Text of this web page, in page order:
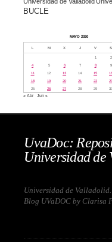
BUCLE
MAYO 2020
L M X J V S
1 2
4
5 6 7 8 9
11
12 13 14 15 16
18
19 20 21 22 23
25
26 27 28 29 30
« Abr Jun »
UvaDoc:
Universidad de
Universidad de
Blog UVaDOC by Clarisa